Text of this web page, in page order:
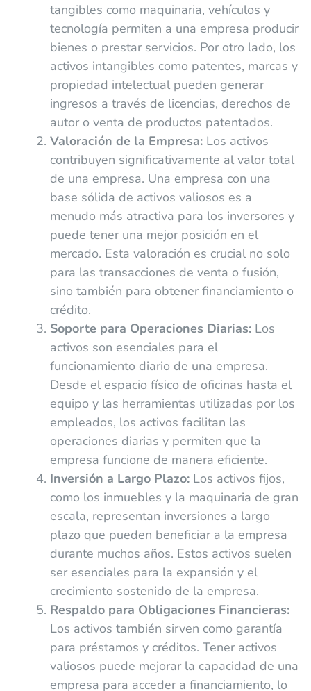
tangibles como maquinaria, vehículos y
tecnología permiten a una empresa producir
bienes o prestar servicios. Por otro lado, los
activos intangibles como patentes, marcas y
propiedad intelectual pueden generar
ingresos a través de licencias, derechos de
autor o venta de productos patentados.
Valoración de la Empresa:Los activos
contribuyen significativamente al valor total
de una empresa. Una empresa con una
base sólida de activos valiosos es a
menudo más atractiva para los inversores y
puede tener una mejor posición en el
mercado. Esta valoración es crucial no solo
para las transacciones de venta o fusión,
sino también para obtener financiamiento o
crédito.
Soporte para Operaciones Diarias:Los
activos son esenciales para el
funcionamiento diario de una empresa.
Desde el espacio físico de oficinas hasta el
equipo y las herramientas utilizadas por los
empleados, los activos facilitan las
operaciones diarias y permiten que la
empresa funcione de manera eficiente.
Inversión a Largo Plazo:Los activos fijos,
como los inmuebles y la maquinaria de gran
escala, representan inversiones a largo
plazo que pueden beneficiar a la empresa
durante muchos años. Estos activos suelen
ser esenciales para la expansión y el
crecimiento sostenido de la empresa.
Respaldo para Obligaciones Financieras:
Los activos también sirven como garantía
para préstamos y créditos. Tener activos
valiosos puede mejorar la capacidad de una
empresa para acceder a financiamiento, lo